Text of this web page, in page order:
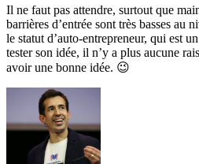
Il ne faut pas attendre, surtout que
barrières d’entrée sont très basses au
le statut d’auto-entrepreneur, qui est
tester son idée, il n’y a plus aucune
avoir une bonne idée. 😉